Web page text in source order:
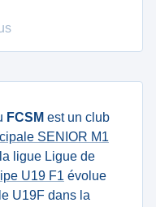
FCSM est un club
SENIOR M1
ligue Ligue de
U19 F1 évolue
U19F dans la